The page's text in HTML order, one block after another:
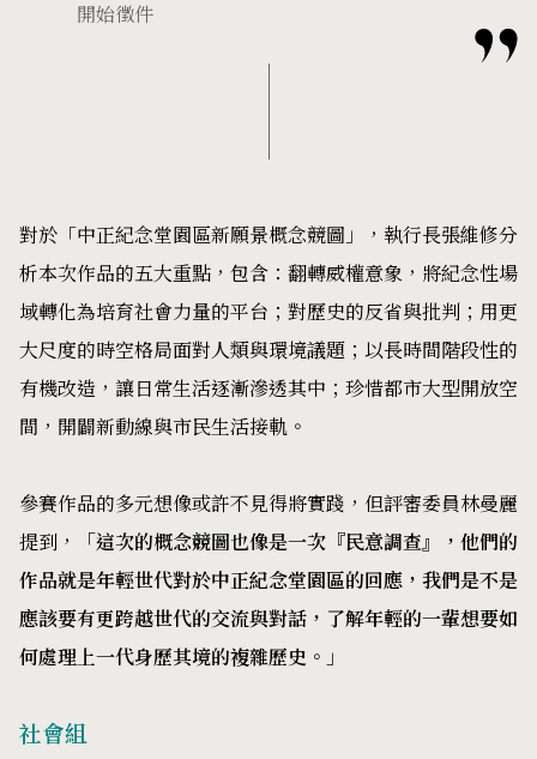
開始徵件
對於「中正紀念堂園區新願景概念競圖」，執行長張維修分
析本次作品的五大重點，包含：翻轉威權意象，將紀念性場
域轉化為培育社會力量的平台；對歷史的反省與批判；用更
大尺度的時空格局面對人類與環境議題；以長時間階段性的
有機改造，讓日常生活逐漸滲透其中；珍惜都市大型開放空
間，開闢新動線與市民生活接軌。
參賽作品的多元想像或許不見得將實踐，但評審委員林曼麗
提到，
「這次的概念競圖也像是一次『民意調查』，他們的
作品就是年輕世代對於中正紀念堂園區的回應，我們是不是
應該要有更跨越世代的交流與對話，了解年輕的一輩想要如
何處理上一代身歷其境的複雜歷史。」
社會組